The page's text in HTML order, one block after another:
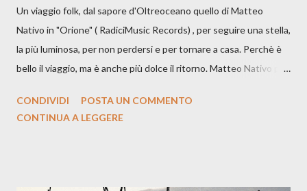
Un viaggio folk, dal sapore d'Oltreoceano quello di Matteo
Nativo in "Orione" ( RadiciMusic Records) , per seguire una stella,
la più luminosa, per non perdersi e per tornare a casa. Perchè è
bello il viaggio, ma è anche più dolce il ritorno. Matteo Nativo per
indubbiamente matura e consapevole oltre che con ottimi
CONDIVIDI
POSTA UN COMMENTO
CONTINUA A LEGGERE